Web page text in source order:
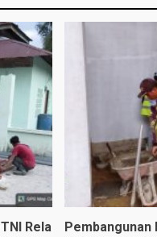
Rela